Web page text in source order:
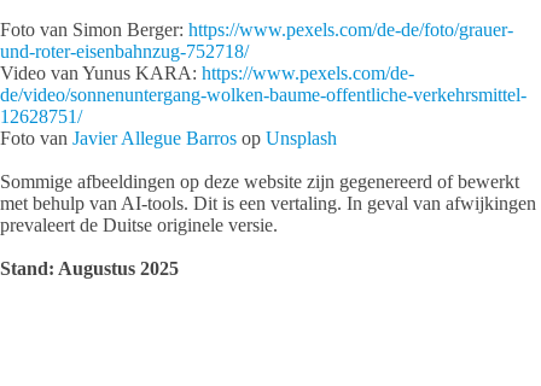
Foto van Simon Berger: https://www.pexels.com/de-de/foto/grauer-
und-roter-eisenbahnzug-752718/
Video van Yunus KARA: https://www.pexels.com/de-
de/video/sonnenuntergang-wolken-baume-offentliche-verkehrsmittel-
12628751/
Foto van Javier Allegue Barros op Unsplash
Sommige afbeeldingen op deze website zijn gegenereerd of bewerkt
met behulp van AI-tools. Dit is een vertaling. In geval van afwijkingen
prevaleert de Duitse originele versie.
Stand: Augustus 2025